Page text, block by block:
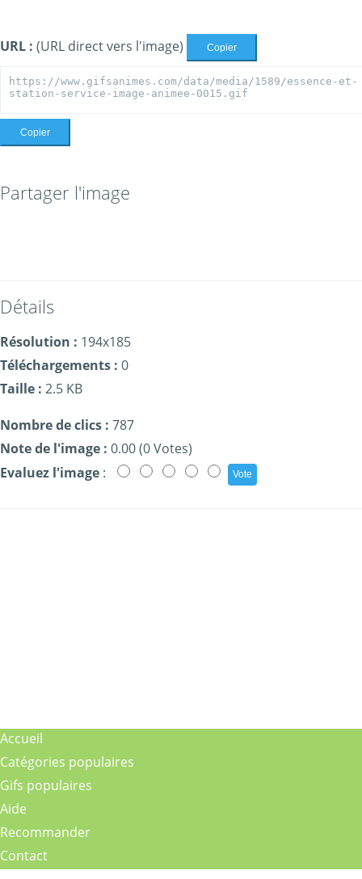
URL : (URL direct vers l'image) Copier
Copier
Partager l'image
Détails
Résolution : 194x185
Téléchargements : 0
Taille : 2.5 KB
Nombre de clics : 787
Note de l'image : 0.00 (0 Votes)
Evaluez l'image :
Accueil
Catégories populaires
Gifs populaires
Aide
Recommander
Contact